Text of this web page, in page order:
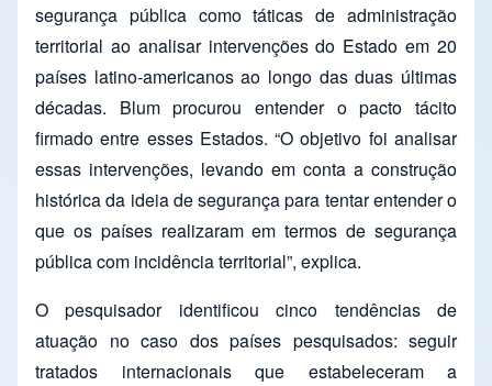
segurança pública como táticas de administração
territorial ao analisar intervenções do Estado em 20
países latino-americanos ao longo das duas últimas
décadas. Blum procurou entender o pacto tácito
firmado entre esses Estados. “O objetivo foi analisar
essas intervenções, levando em conta a construção
histórica da ideia de segurança para tentar entender o
que os países realizaram em termos de segurança
pública com incidência territorial”, explica.
O pesquisador identificou cinco tendências de
atuação no caso dos países pesquisados: seguir
tratados internacionais que estabeleceram a